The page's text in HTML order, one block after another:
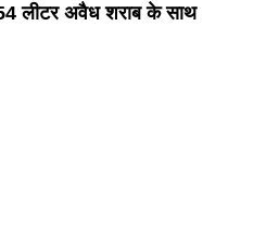
54 लीटर अवैध शराब के साथ